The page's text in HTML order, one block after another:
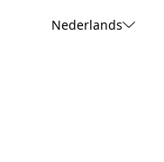
Nederlands